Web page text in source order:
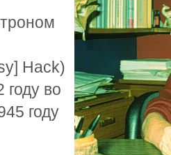
Hack)
году во
году